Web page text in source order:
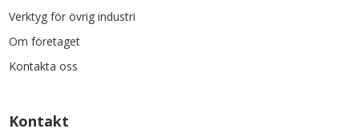
Verktyg för övrig industri
Om företaget
Kontakta oss
Kontakt